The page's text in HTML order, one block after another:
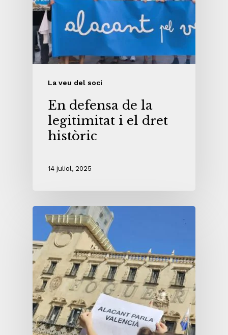
La veu del soci
En defensa de la
legitimitat i el dret
històric
14 juliol, 2025